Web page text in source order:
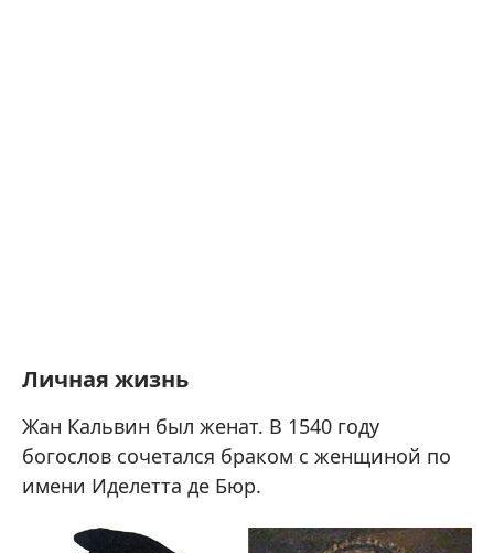
Личная жизнь
Жан Кальвин был женат. В 1540 году
богослов сочетался браком с женщиной по
имени Иделетта де Бюр.